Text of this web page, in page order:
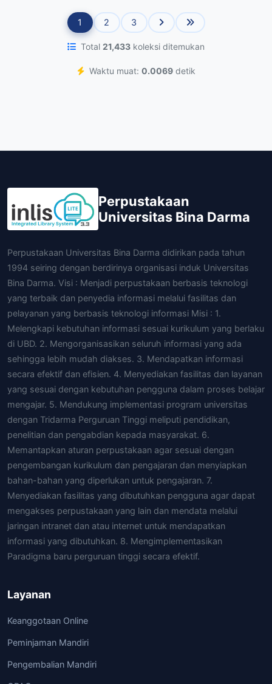
1 2 3
Total 21,433 koleksi ditemukan
Waktu muat: 0.0069detik
Perpustakaan
Universitas Bina Darma
Perpustakaan Universitas Bina Darma didirikan pada tahun
1994 seiring dengan berdirinya organisasi induk Universitas
Bina Darma. Visi : Menjadi perpustakaan berbasis teknologi
yang terbaik dan penyedia informasi melalui fasilitas dan
pelayanan yang berbasis teknologi informasi Misi : 1.
Melengkapi kebutuhan informasi sesuai kurikulum yang berlaku
di UBD. 2. Mengorganisasikan seluruh informasi yang ada
sehingga lebih mudah diakses. 3. Mendapatkan informasi
secara efektif dan efisien. 4. Menyediakan fasilitas dan layanan
yang sesuai dengan kebutuhan pengguna dalam proses belajar
mengajar. 5. Mendukung implementasi program universitas
dengan Tridarma Perguruan Tinggi meliputi pendidikan,
penelitian dan pengabdian kepada masyarakat. 6.
Memantapkan aturan perpustakaan agar sesuai dengan
pengembangan kurikulum dan pengajaran dan menyiapkan
bahan-bahan yang diperlukan untuk pengajaran. 7.
Menyediakan fasilitas yang dibutuhkan pengguna agar dapat
mengakses perpustakaan yang lain dan mendata melalui
jaringan intranet dan atau internet untuk mendapatkan
informasi yang dibutuhkan. 8. Mengimplementasikan
Paradigma baru perguruan tinggi secara efektif.
Layanan
Keanggotaan Online
Peminjaman Mandiri
Pengembalian Mandiri